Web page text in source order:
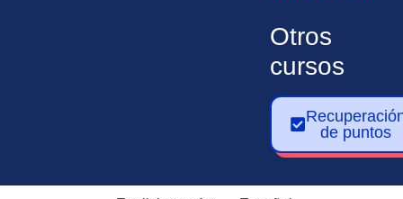
Otros
cursos
de puntos